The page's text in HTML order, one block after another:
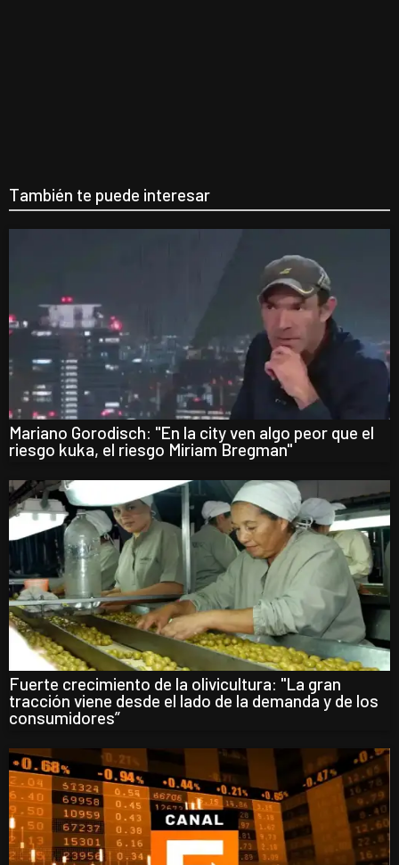
También te puede interesar
Mariano Gorodisch: "En la city ven algo peor que el
riesgo kuka, el riesgo Miriam Bregman"
Fuerte crecimiento de la olivicultura: "La gran
tracción viene desde el lado de la demanda y de los
consumidores”